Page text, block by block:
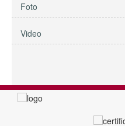
Foto
Video